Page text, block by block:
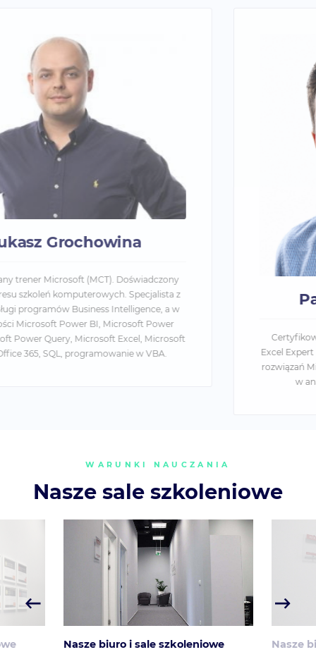
Paweł Niewęgłowski
Certyfikowany trener Microsoft z tytułem Microsoft
Excel Expert (MOS Excel Expert 2019). Ekspert w zakresie
rozwiązań Microsoft oraz analizy danych. Specjalizuje się
WARUNKI NAUCZANIA
Nasze sale szkoleniowe
Nasze biuro i sale szkoleniowe Nasze